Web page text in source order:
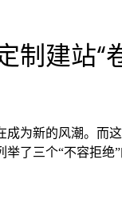
制建站“
为新的风潮。而
了三个“不容拒绝”